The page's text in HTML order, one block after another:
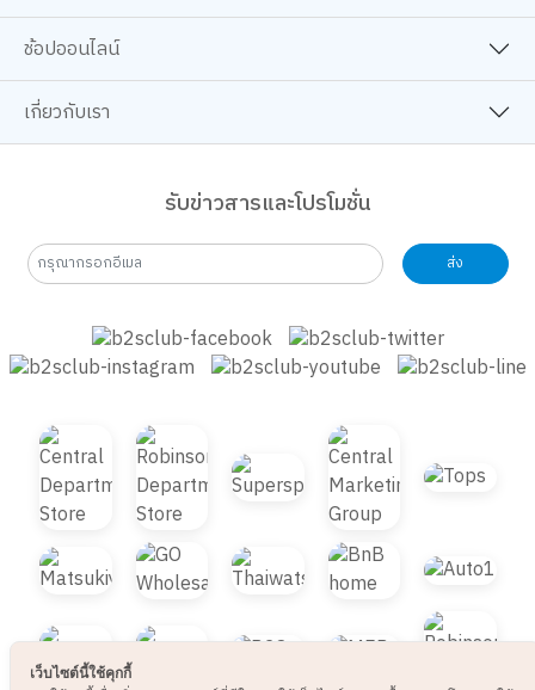
ช้อปออนไลน์
เกี่ยวกับเรา
รับข่าวสารและโปรโมชั่น
ส่ง